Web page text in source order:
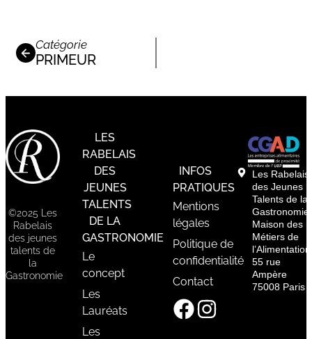
Catégorie
PRIMEUR
©2025 Les
Rabelais
des jeunes
talents de
la
Gastronomie
LES
RABELAIS
DES
JEUNES
TALENTS
DE LA
GASTRONOMIE
Le
concept
Les
Lauréats
Les
INFOS
PRATIQUES
Mentions
légales
Politique de
confidentialité
Contact
Les Rabelais
des Jeunes
Talents de la
Gastronomie
Maison des
Métiers de
l’Alimentation
55 rue
Ampère
75008 Paris